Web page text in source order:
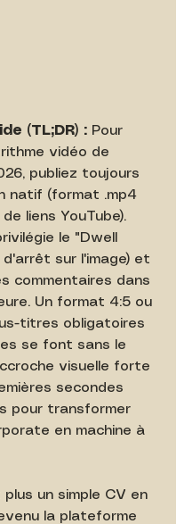
(TL;DR) : Pour
vidéo de
publiez toujours
natif (format .mp4
liens YouTube).
le "Dwell
d'arrêt sur l'image) et
commentaires dans
Un format 4:5 ou
titres obligatoires
se font sans le
visuelle forte
secondes
pour transformer
en machine à
plus un simple CV en
la plateforme